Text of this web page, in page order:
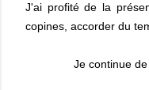
J'ai profité de la
copines, accorder du
Je continue